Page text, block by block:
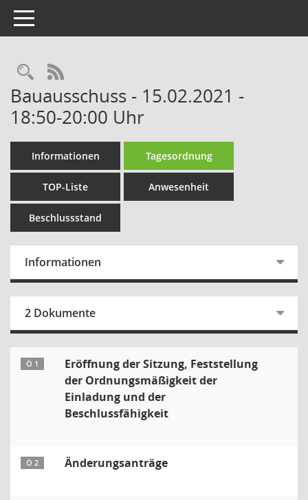
Toggle navigation
Rechercheauswahl
RSS-Feed
Bauausschuss - 15.02.2021 -
18:50-20:00 Uhr
Informationen Tagesordnung
TOP-Liste Anwesenheit
Beschlussstand
Informationen
2 Dokumente
Ö 1
Eröffnung der Sitzung, Feststellung
der Ordnungsmäßigkeit der
Einladung und der
Beschlussfähigkeit
Ö 2 Änderungsanträge